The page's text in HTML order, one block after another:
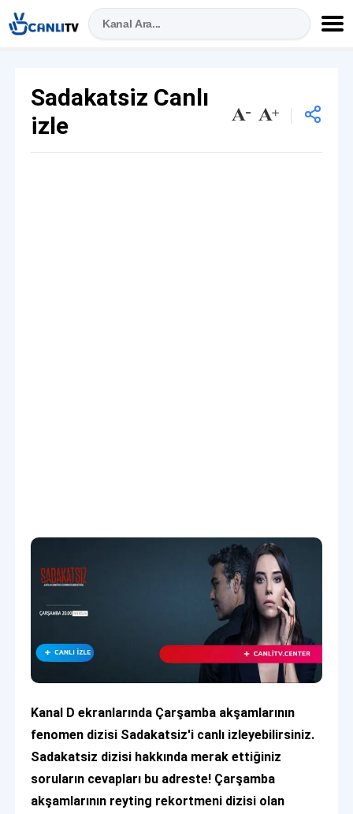
Sadakatsiz Canlı
izle
Kanal D ekranlarında Çarşamba akşamlarının
fenomen dizisi Sadakatsiz'i canlı izleyebilirsiniz.
Sadakatsiz dizisi hakkında merak ettiğiniz
soruların cevapları bu adreste! Çarşamba
akşamlarının reyting rekortmeni dizisi olan